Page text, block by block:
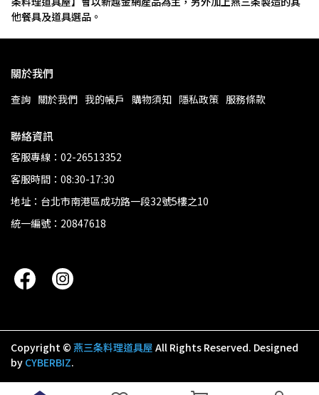
他餐具及道具選品。
關於我們
查詢 關於我們 我的帳戶 購物須知 隱私政策 服務條款
聯絡資訊
客服專線：02-26513352
客服時間：08:30-17:30
地址：台北市南港區成功路一段32號5樓之10
統一編號：20847618
Copyright © 燕三条料理道具屋 All Rights Reserved. Designed
by CYBERBIZ.